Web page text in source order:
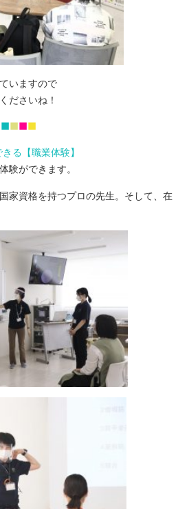
いますので
ださいね！
■■■■
る【職業体験】
験ができます。
家資格を持つプロの先生。そして、在